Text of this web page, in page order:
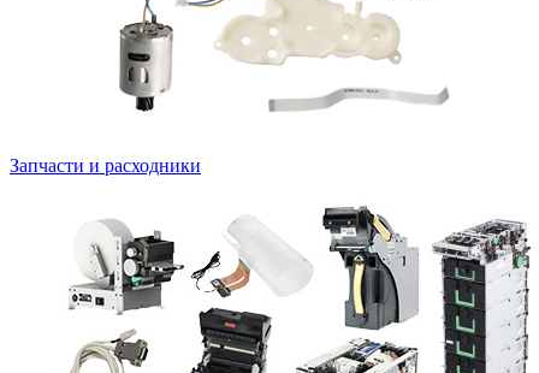
Запчасти и расходники